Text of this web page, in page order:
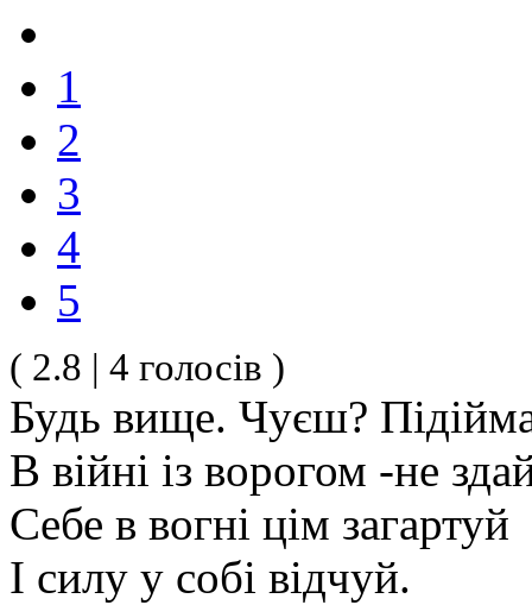
1
2
3
4
5
( 2.8 | 4 голосів )
Будь вище. Чуєш?
В війні із ворогом -не
Себе в вогні цім загартуй
І силу у собі відчуй.